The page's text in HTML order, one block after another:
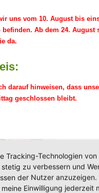
von Unkraut - sorgt für
oder Steinen
100 m
250 m
- Stärke:
von Unkraut - sorgt für
uns vom 10. August bis
Ab dem 24. August
da.
darauf hinweisen, dass
geschlossen bleibt.
Tracking-Technologien von
zu verbessern und
der Nutzer
Einwilligung jederzeit